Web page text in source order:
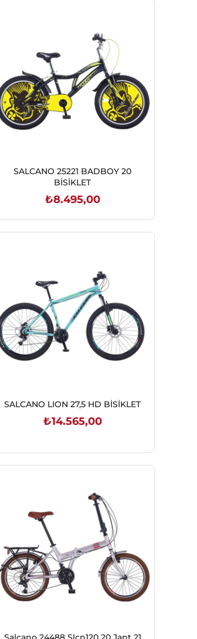
SALCANO 25221 BADBOY 20
BİSİKLET
₺8.495,00
SALCANO LION 27,5 HD BİSİKLET
₺14.565,00